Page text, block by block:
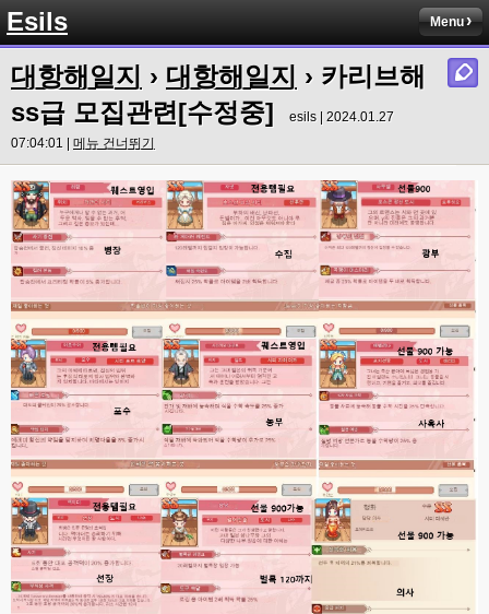
Esils Menu
대항해일지 › 대항해일지 › 카리브해
ss급 모집관련[수정중]
esils | 2024.01.27
07:04:01 | 메뉴 건너뛰기
ㅋ
esils 00:14
그렇다고 코어랑 모듈 전부 마개조해버릴려니 난중 또 공식버전 올라오면 답
없을꺼같아서 ;;
esils
고게임77 00:15
오 정상 이네요!
ㅇ
esils 00:16
채팅치믄 바로 반영 정상 ㅋ
고게임77 00:17
접속자는 ip당 1명인가 보네요. 다른 브로우저로 접속해도 3명인거보면
esils
음
esils 00:18
폰으로 접속해보니 3이 되는데
esils
나가도 3이네 하핫 ...